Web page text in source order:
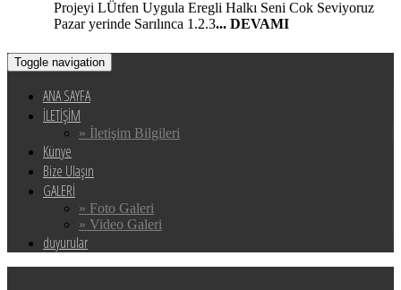
Projeyi LÜtfen Uygula Eregli Halkı Seni Cok Seviyoruz
Pazar yerinde Sarılınca 1.2.3... DEVAMI
Toggle navigation
ANA SAYFA
İLETİŞİM
» İletişim Bilgileri
Künye
Bize Ulaşın
GALERİ
» Foto Galeri
» Video Galeri
duyurular